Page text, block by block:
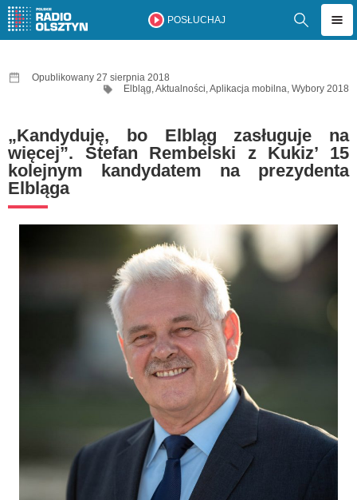
POSŁUCHAJ
Opublikowany 27 sierpnia 2018
Elbląg,Aktualności,Aplikacja mobilna, Wybory 2018
„Kandyduję, bo Elbląg zasługuje na
więcej”. Stefan Rembelski z Kukiz’ 15
kolejnym kandydatem na prezydenta
Elbląga